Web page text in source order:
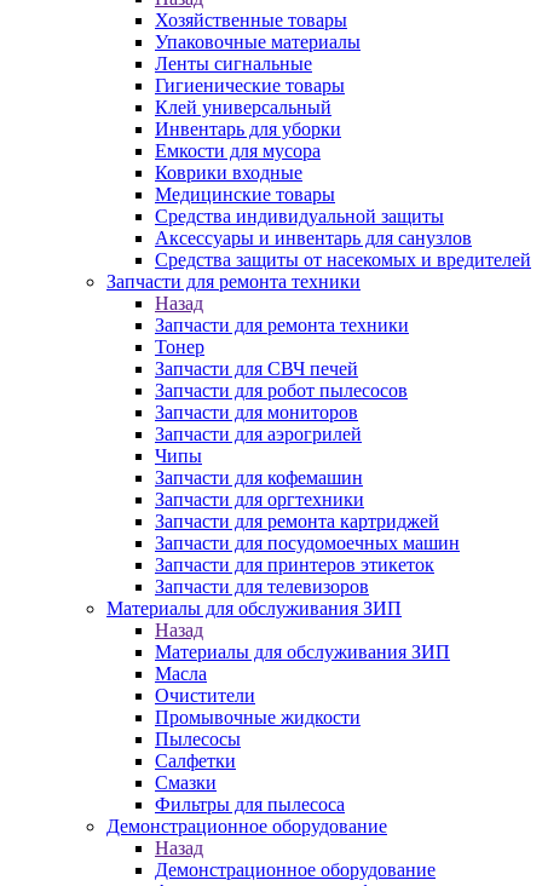
Хозяйственные товары
Упаковочные материалы
Ленты сигнальные
Гигиенические товары
Клей универсальный
Инвентарь для уборки
Емкости для мусора
Коврики входные
Медицинские товары
Средства индивидуальной защиты
Аксессуары и инвентарь для санузлов
Средства защиты от насекомых и вредителей
Запчасти для ремонта техники
Назад
Запчасти для ремонта техники
Тонер
Запчасти для СВЧ печей
Запчасти для робот пылесосов
Запчасти для мониторов
Запчасти для аэрогрилей
Чипы
Запчасти для кофемашин
Запчасти для оргтехники
Запчасти для ремонта картриджей
Запчасти для посудомоечных машин
Запчасти для принтеров этикеток
Запчасти для телевизоров
Материалы для обслуживания ЗИП
Назад
Материалы для обслуживания ЗИП
Масла
Очистители
Промывочные жидкости
Пылесосы
Салфетки
Смазки
Фильтры для пылесоса
Демонстрационное оборудование
Назад
Демонстрационное оборудование